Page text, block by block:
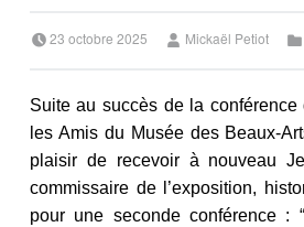
23 octobre 2025 Mickaël Petiot
Suite au succès de la conférence
les Amis du Musée des Beaux-
plaisir de recevoir à nouveau
commissaire de l’exposition,
pour une seconde conférence :